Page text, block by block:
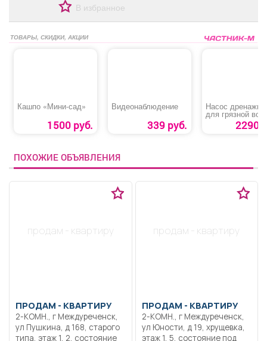
В избранное
ТОВАРЫ, СКИДКИ, АКЦИИ
Кашпо «Мини-сад»
1500 руб.
Видеонаблюдение
339 руб.
Насос
для грязной
«НД 3502290
ПОХОЖИЕ ОБЪЯВЛЕНИЯ
продам - квартиру
ПРОДАМ - КВАРТИРУ
2-КОМН., г Междуреченск,
ул Пушкина, д 168, старого
типа, этаж 1, 2, состояние
продам - квартиру
ПРОДАМ - КВАРТИРУ
2-КОМН., г Междуреченск,
ул Юности, д 19, хрущевка,
этаж 1, 5, состояние под